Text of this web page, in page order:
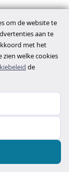
om de website te
aan te
met het
zien welke cookies
de